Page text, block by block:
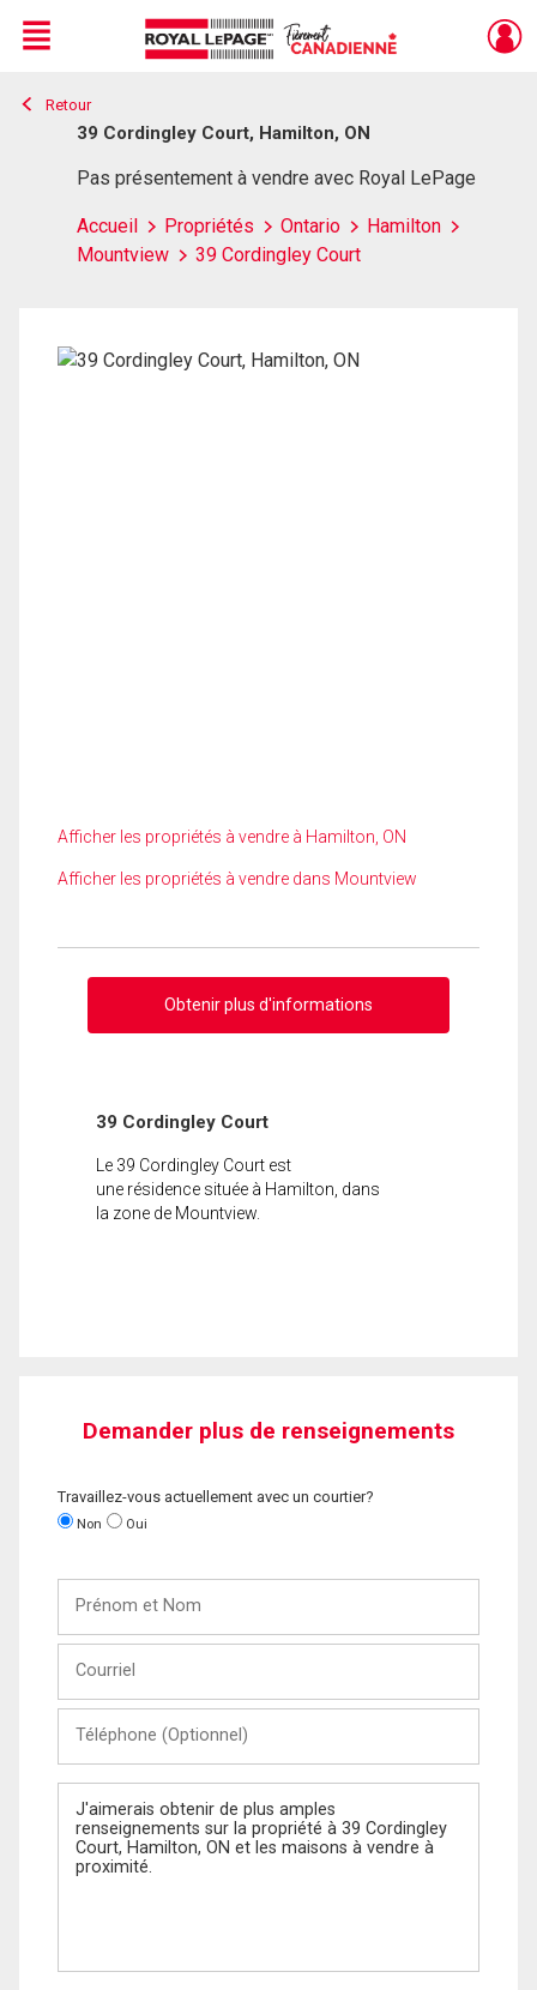
Live
En Direct
Menu
Retour
39 Cordingley Court, Hamilton, ON
Pas présentement à vendre avec Royal LePage
Accueil Propriétés Ontario
Hamilton
Mountview
39 Cordingley Court
Afficher les propriétés à vendre à Hamilton, ON
Afficher les propriétés à vendre dans Mountview
Obtenir plus d'informations
39 Cordingley Court
Le 39 Cordingley Court est
une résidence située à Hamilton, dans
la zone de Mountview.
Demander plus de renseignements
Travaillez-vous actuellement avec un courtier?
Non Oui
Nom
(Optionnel)
Message